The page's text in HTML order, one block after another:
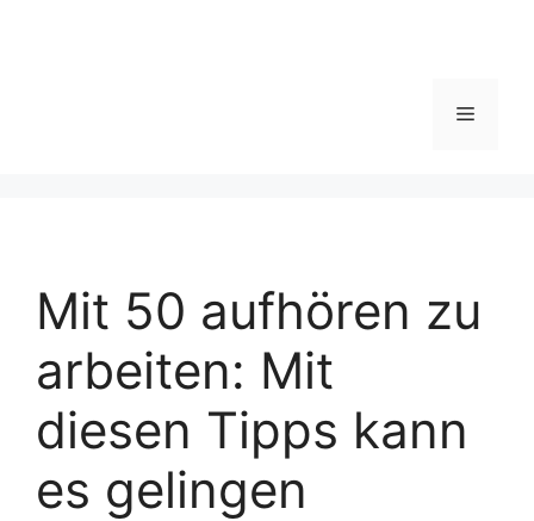
Menü
Mit 50 aufhören zu
arbeiten: Mit
diesen Tipps kann
es gelingen